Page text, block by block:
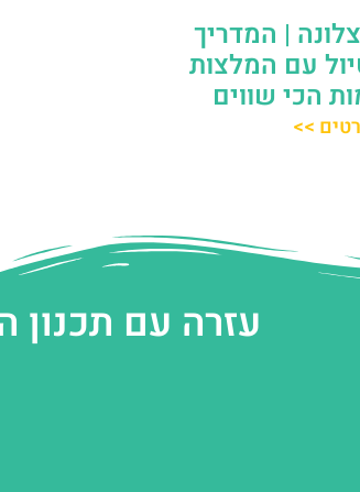
| המדריך
עם המלצות
הכי שווים
>>
עזרה עם תכנון